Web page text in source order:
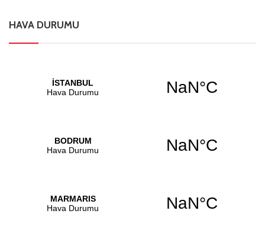
HAVA DURUMU